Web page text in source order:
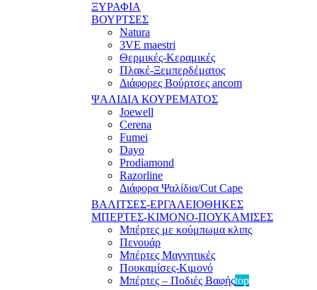
ΞΥΡΑΦΙΑ
ΒΟΥΡΤΣΕΣ
Natura
3VE maestri
Θερμικές-Κεραμικές
Πλακέ-Ξεμπερδέματος
Διάφορες Βούρτσες ancom
ΨΑΛΙΔΙΑ ΚΟΥΡΕΜΑΤΟΣ
Joewell
Cerena
Fumei
Dayo
Prodiamond
Razorline
Διάφορα Ψαλίδια/Cut Cape
ΒΑΛΙΤΣΕΣ-ΕΡΓΑΛΕΙΟΘΗΚΕΣ
ΜΠΕΡΤΕΣ-ΚΙΜΟΝΟ-ΠΟΥΚΑΜΙΣΕΣ
Μπέρτες με κούμπωμα κλιπς
Πενουάρ
Μπέρτες Μαγνητικές
Πουκαμίσες-Κιμονό
Μπέρτες – Ποδιές Βαφήςtop